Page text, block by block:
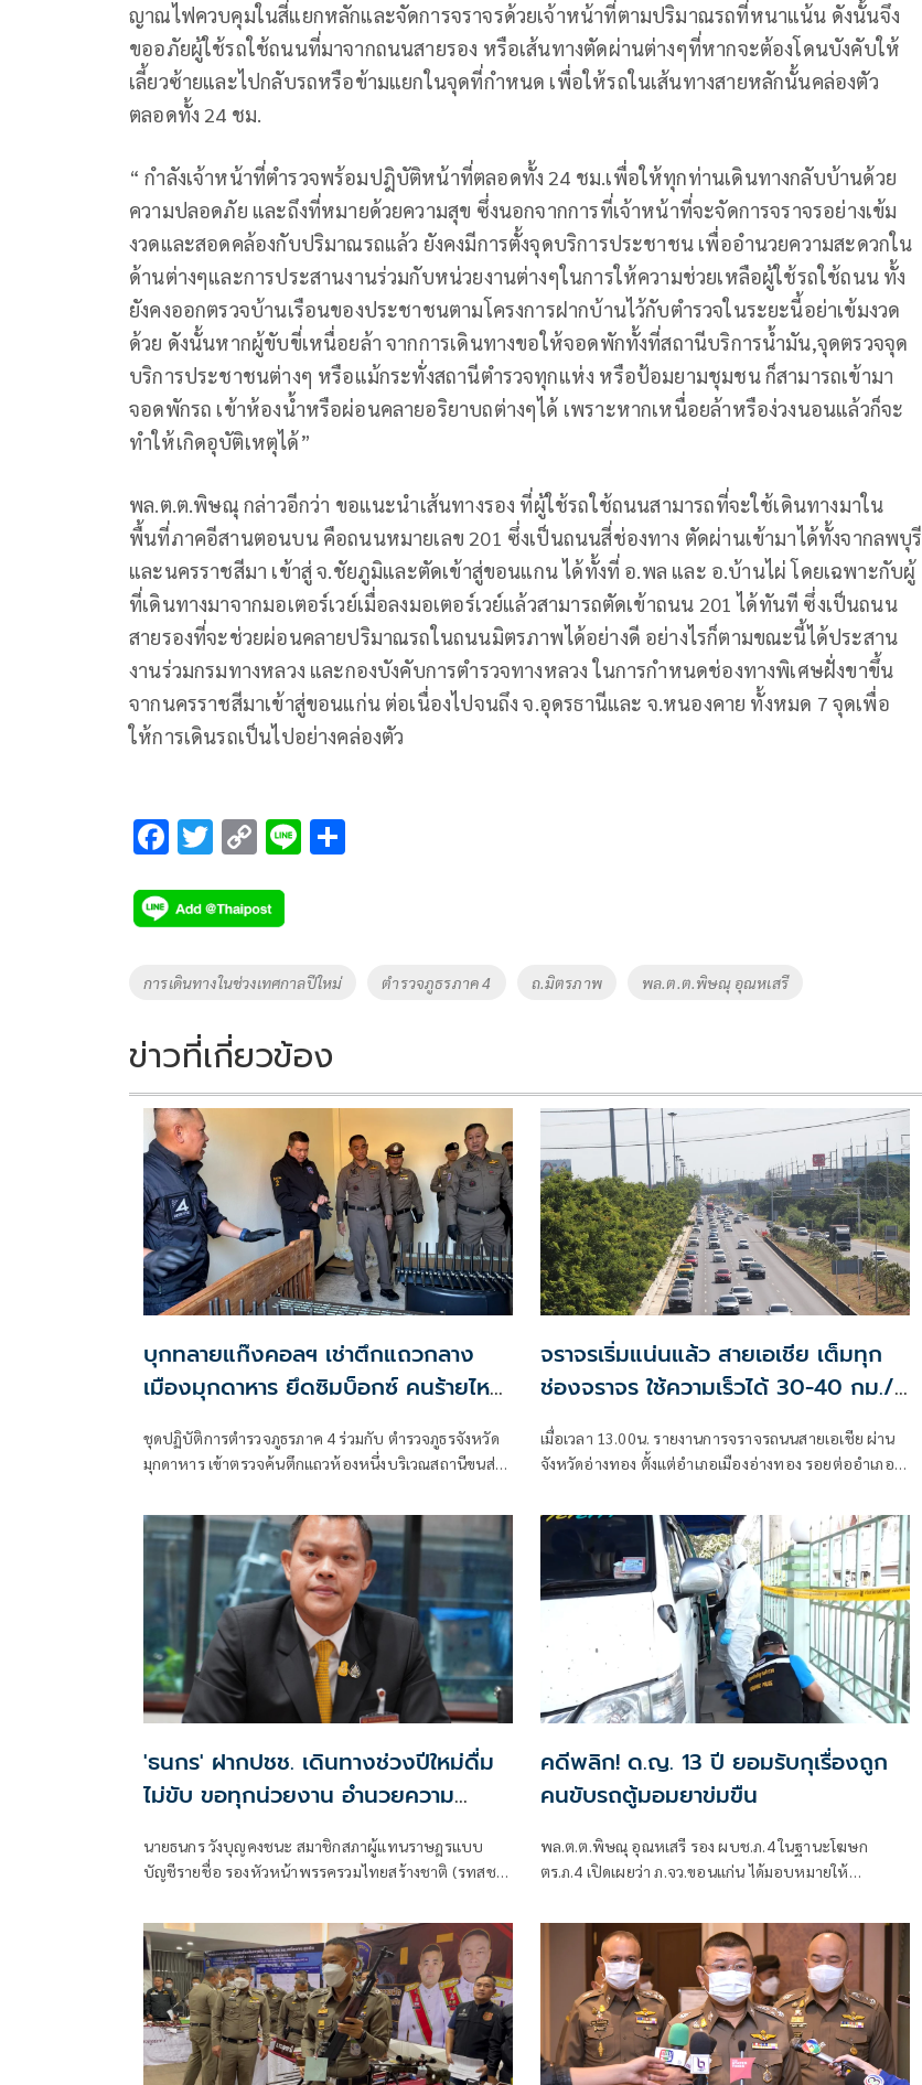
ญาณไฟควบคุมในสี่แยกหลักและจัดการจราจรด้วยเจ้าหน้าที่ตามปริมาณรถที่หนาแน้น ดังนั้นจึง
ขออภัยผู้ใช้รถใช้ถนนที่มาจากถนนสายรอง หรือเส้นทางตัดผ่านต่างๆที่หากจะต้องโดนบังคับให้
เลี้ยวซ้ายและไปกลับรถหรือข้ามแยกในจุดที่กำหนด เพื่อให้รถในเส้นทางสายหลักนั้นคล่องตัว
ตลอดทั้ง 24 ชม.
“ กำลังเจ้าหน้าที่ตำรวจพร้อมปฎิบัติหน้าที่ตลอดทั้ง 24 ชม.เพื่อให้ทุกท่านเดินทางกลับบ้านด้วย
ความปลอดภัย และถึงที่หมายด้วยความสุข ซึ่งนอกจากการที่เจ้าหน้าที่จะจัดการจราจรอย่างเข้ม
งวดและสอดคล้องกับปริมาณรถแล้ว ยังคงมีการตั้งจุดบริการประชาชน เพื่ออำนวยความสะดวกใน
ด้านต่างๆและการประสานงานร่วมกับหน่วยงานต่างๆในการให้ความช่วยเหลือผู้ใช้รถใช้ถนน ทั้ง
ยังคงออกตรวจบ้านเรือนของประชาชนตามโครงการฝากบ้านไว้กับตำรวจในระยะนี้อย่าเข้มงวด
ด้วย ดังนั้นหากผู้ขับขี่เหนื่อยล้า จากการเดินทางขอให้จอดพักทั้งที่สถานีบริการน้ำมัน,จุดตรวจจุด
บริการประชาชนต่างๆ หรือแม้กระทั่งสถานีตำรวจทุกแห่ง หรือป้อมยามชุมชน ก็สามารถเข้ามา
จอดพักรถ เข้าห้องน้ำหรือผ่อนคลายอริยาบถต่างๆได้ เพราะหากเหนื่อยล้าหรือง่วงนอนแล้วก็จะ
ทำให้เกิดอุบัติเหตุได้”
พล.ต.ต.พิษณุ กล่าวอีกว่า ขอแนะนำเส้นทางรอง ที่ผู้ใช้รถใช้ถนนสามารถที่จะใช้เดินทางมาใน
พื้นที่ภาคอีสานตอนบน คือถนนหมายเลข 201 ซึ่งเป็นถนนสี่ช่องทาง ตัดผ่านเข้ามาได้ทั้งจากลพบุรี
และนครราชสีมา เข้าสู่ จ.ชัยภูมิและตัดเข้าสู่ขอนแกน ได้ทั้งที่ อ.พล และ อ.บ้านไผ่ โดยเฉพาะกับผู้
ที่เดินทางมาจากมอเตอร์เวย์เมื่อลงมอเตอร์เวย์แล้วสามารถตัดเข้าถนน 201 ได้ทันที ซึ่งเป็นถนน
สายรองที่จะช่วยผ่อนคลายปริมาณรถในถนนมิตรภาพได้อย่างดี อย่างไรก็ตามขณะนี้ได้ประสาน
งานร่วมกรมทางหลวง และกองบังคับการตำรวจทางหลวง ในการกำหนดช่องทางพิเศษฝั่งขาขึ้น
จากนครราชสีมาเข้าสู่ขอนแก่น ต่อเนื่องไปจนถึง จ.อุดรธานีและ จ.หนองคาย ทั้งหมด 7 จุดเพื่อ
ให้การเดินรถเป็นไปอย่างคล่องตัว
F
e
b
o
k
T
tt
er
C
p
y
Li
k
Li
Tags
การเดินทางในช่วงเทศกาลปีใหม่ ตำรวจภูธรภาค 4 ถ.มิตรภาพ พล.ต.ต.พิษณุ อุณหเสรี
ข่าวที่เกี่ยวข้อง
บุกทลายแก๊งคอลฯ เช่าตึกแถวกลาง
เมืองมุกดาหาร ยึดซิมบ็อกซ์ คนร้ายไหว
ชุดปฏิบัติการตำรวจภูธรภาค 4 ร่วมกับ ตำรวจภูธรจังหวัด
มุกดาหาร เข้าตรวจค้นตึกแถวห้องหนึ่งบริเวณสถานีขนส่ง
เบาะแสจากสายลับว่าที่ตึกห้องแถวบริเวณสถานีขนส่ง
จังหวัดมุกดาหาร จ
จราจรเริ่มแน่นแล้ว สายเอเชีย เต็มทุก
ช่องจราจร ใช้ความเร็วได้ 30-40 กม./
ชม.
เมื่อเวลา 13.00น. รายงานการจราจรถนนสายเอเชีย ผ่าน
จังหวัดอ่างทอง ตั้งแต่อำเภอเมืองอ่างทอง รอยต่ออำเภอ
พรหมบุรี จังหวัดสิงห์บุรี การจราจรหนาแน่นตลอดเส้น
'ธนกร' ฝากปชช. เดินทางช่วงปีใหม่ดื่ม
ไม่ขับ ขอทุกน่วยงาน อำนวยความ
นายธนกร วังบุญคงชนะ สมาชิกสภาผู้แทนราษฎรแบบ
บัญชีรายชื่อ รองหัวหน้าพรรครวมไทยสร้างชาติ (รทสช.)
กลับภูมิลำเนาช่วงเทศกาลปีใหม่ของประชาชนว่า
คดีพลิก! ด.ญ. 13 ปี ยอมรับกุเรื่องถูก
คนขับรถตู้มอมยาข่มขืน
พล.ต.ต.พิษณุ อุณหเสรี รอง ผบช.ภ.4 ในฐานะโฆษก
ตร.ภ.4 เปิดเผยว่า ภ.จว.ขอนแก่น ได้มอบหมายให้
ทีมสหวิชาชีพ ร่วมสอบปากคำน้องเอ เด็กหญิงวัย 13 ปีที่
ระบุว่าถูกนายเดช คนขับรถตู้ข่มขืนในรถขณะเดินทางไป
กรุงเทพฯ